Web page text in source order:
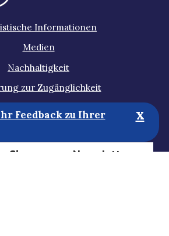
Informationen
Medien
Nachhaltigkeit
zur Zugänglichkeit
Sie unseren Newsletter
Feedback zu Ihrer
x